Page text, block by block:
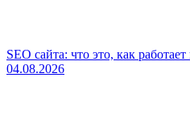
SEO сайта: что это, как
04.08.2026